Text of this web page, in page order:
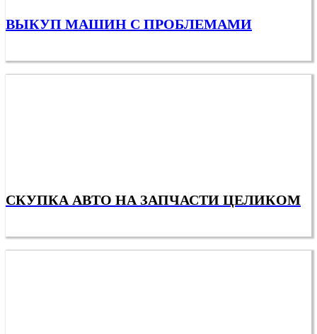
ВЫКУП МАШИН С ПРОБЛЕМАМИ
СКУПКА АВТО НА ЗАПЧАСТИ ЦЕЛИКОМ